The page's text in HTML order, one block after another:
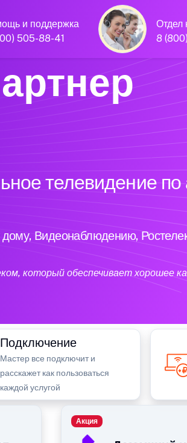
и поддержка
505-88-41
Отдел
8
телевидение по
Видеонаблюдению,
который обеспечивает хорошее
Подключение
Мастер все подключит и
расскажет как пользоваться
каждой услугой
Акция